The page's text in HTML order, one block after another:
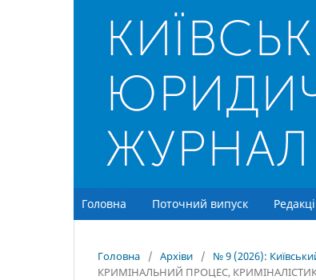
Головна Поточний випуск
Головна / Архіви / № 9 (2026):
КРИМІНАЛЬНИЙ ПРОЦЕС,